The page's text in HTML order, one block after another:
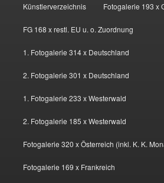
Künstlerverzeichnis Fotogalerie 193 x
FG 168 x restl. EU u. o. Zuordnung
1. Fotogalerie 314 x Deutschland
2. Fotogalerie 301 x Deutschland
1. Fotogalerie 233 x Westerwald
2. Fotogalerie 185 x Westerwald
Fotogalerie 320 x Österreich (inkl. K. K.
Fotogalerie 169 x Frankreich